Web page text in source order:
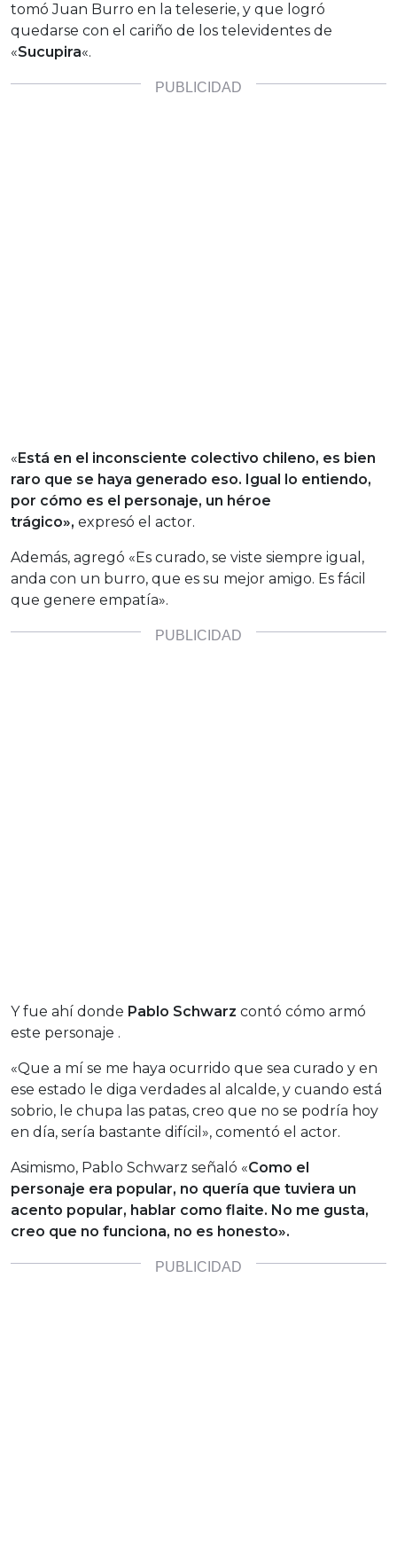
tomó Juan Burro en la teleserie, y que logró
quedarse con el cariño de los televidentes de
«Sucupira«.
« Está en el inconsciente colectivo chileno, es bien
raro que se haya generado eso. Igual lo entiendo,
por cómo es el personaje, un héroe
trágico», expresó el actor.
Además, agregó «Es curado, se viste siempre igual,
anda con un burro, que es su mejor amigo. Es fácil
que genere empatía».
Y fue ahí donde Pablo Schwarz contó cómo armó
este personaje .
«Que a mí se me haya ocurrido que sea curado y en
ese estado le diga verdades al alcalde, y cuando está
sobrio, le chupa las patas, creo que no se podría hoy
en día, sería bastante difícil», comentó el actor.
Asimismo, Pablo Schwarz señaló «Como el
personaje era popular, no quería que tuviera un
acento popular, hablar como flaite. No me gusta,
creo que no funciona, no es honesto».